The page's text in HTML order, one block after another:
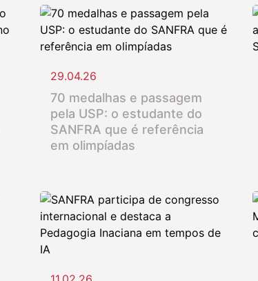
29.04.26
70 medalhas e passagem
pela USP: o estudante do
SANFRA que é referência
em olimpíadas